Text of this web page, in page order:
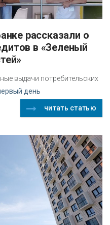
в «Зеленый
выдачи потребительских
день
читать статью